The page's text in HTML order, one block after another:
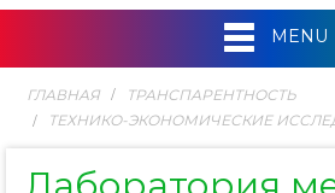
MENU
ГЛАВНАЯ
ТРАНСПАРЕНТНОСТЬ
ТЕХНИКО-ЭКОНОМИЧЕСКИЕ